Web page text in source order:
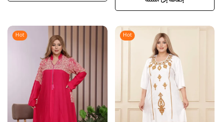
Hot
Hot